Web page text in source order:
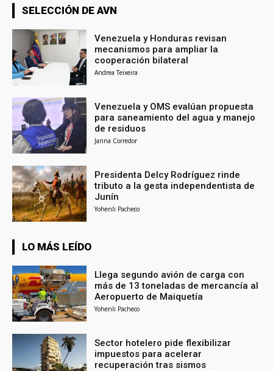
SELECCIÓN DE AVN
Venezuela y Honduras revisan
mecanismos para ampliar la
cooperación bilateral
Andrea Teixeira
Venezuela y OMS evalúan propuesta
para saneamiento del agua y manejo
de residuos
Janna Corredor
Presidenta Delcy Rodríguez rinde
tributo a la gesta independentista de
Junín
Yohenli Pacheco
LO MÁS LEÍDO
Llega segundo avión de carga con
más de 13 toneladas de mercancía al
Aeropuerto de Maiquetía
Yohenli Pacheco
Sector hotelero pide flexibilizar
impuestos para acelerar
recuperación tras sismos